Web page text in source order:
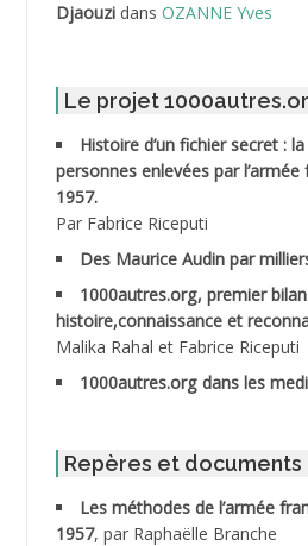
ABDELLI Mohamed *
ABDELMOUMENE Ahmed
ABDESMED Mohamed ben
ABDESSELAMI Kouider
ABDESSLEM Ahmed dit le
ABDOUDOU
ABID Mohamed
ABNOUN Salah
Djaouzidans OZANNE Yves
Le projet
Histoire d’un fichier secret :
personnes enlevées par
1957.
Par Fabrice Riceputi
Des Maurice Audin par
1000autres.org, premier
histoire,connaissance et
Malika Rahal et Fabrice Riceputi
1000autres.org dans les
Repères et documents
Les méthodes de l’armée
1957, par Raphaëlle Branche